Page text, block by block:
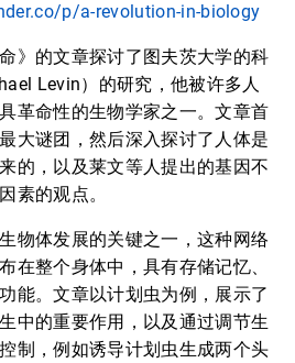
p/a-revolution-in-biology
》的文章探讨了图夫茨大学的科
Levin）的研究，他被许多人
革命性的生物学家之一。文章首
大谜团，然后深入探讨了人体是
的，以及莱文等人提出的基因不
素的观点。
物体发展的关键之一，这种网络
在整个身体中，具有存储记忆、
能。文章以计划虫为例，展示了
中的重要作用，以及通过调节生
制，例如诱导计划虫生成两个头